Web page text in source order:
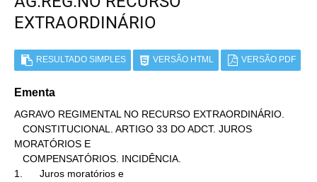
EXTRAORDINÁRIO
RESULTADO SIMPLES VERSÃO HTML VERSÃO PDF
Ementa
AGRAVO REGIMENTAL NO RECURSO EXTRAORDINÁRIO.
MORATÓRIOS E
1.      Juros moratórios e